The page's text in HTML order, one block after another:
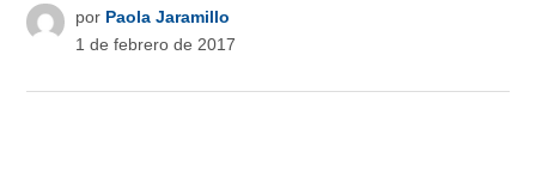
por Paola Jaramillo
1 de febrero de 2017